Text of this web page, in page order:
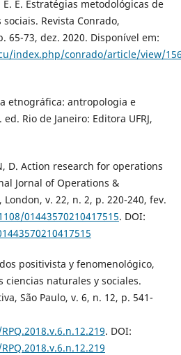
E. E. Estratégias metodológicas de
Revista Conrado,
65-73, dez. 2020. Disponível em:
index.php/conrado/article/view/
etnográfica: antropologia e
Rio de Janeiro: Editora UFRJ,
D. Action research for operations
Jornal of Operations &
v. 22, n. 2, p. 220-240, fev.
01443570210417515. DOI:
positivista y fenomenológico,
ciencias naturales y sociales.
São Paulo, v. 6, n. 12, p. 541-
. DOI: